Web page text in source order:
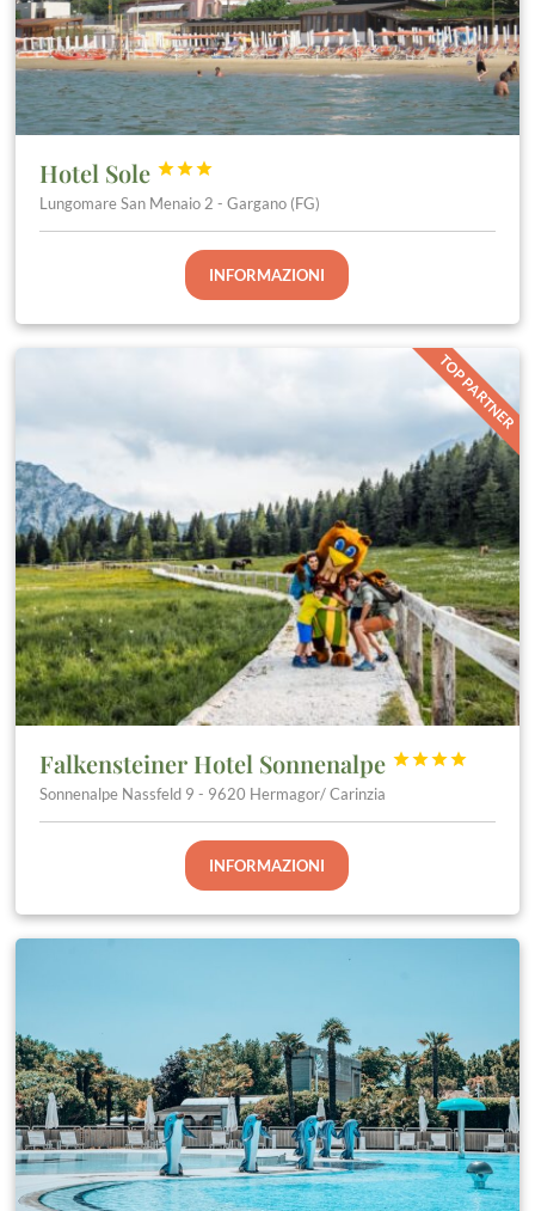
Hotel Sole 


Lungomare San Menaio 2 - Gargano (FG)
INFORMAZIONI
TOP PARTNER
Falkensteiner Hotel Sonnenalpe 



Sonnenalpe Nassfeld 9 - 9620 Hermagor/ Carinzia
INFORMAZIONI